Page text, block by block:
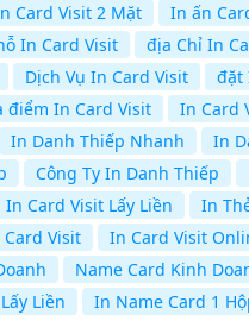
Card Visit 2 Mặt In ấn
In Card Visit địa Chỉ In
Dịch Vụ In Card Visit đặt
điểm In Card Visit
In Card
In Danh Thiếp Nhanh
In
Công Ty In Danh Thiếp
In Card Visit Lấy Liền In
Visit In Card Visit
Name Card Kinh
Liền In Name Card 1